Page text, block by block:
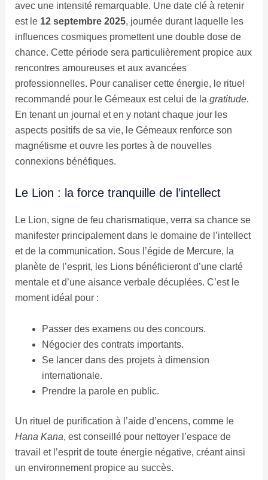
avec une intensité remarquable. Une date clé à retenir
est le 12 septembre 2025, journée durant laquelle les
influences cosmiques promettent une double dose de
chance. Cette période sera particulièrement propice aux
rencontres amoureuses et aux avancées
professionnelles. Pour canaliser cette énergie, le rituel
recommandé pour le Gémeaux est celui de la gratitude.
En tenant un journal et en y notant chaque jour les
aspects positifs de sa vie, le Gémeaux renforce son
magnétisme et ouvre les portes à de nouvelles
connexions bénéfiques.
Le Lion : la force tranquille de l’intellect
Le Lion, signe de feu charismatique, verra sa chance se
manifester principalement dans le domaine de l’intellect
et de la communication. Sous l’égide de Mercure, la
planète de l’esprit, les Lions bénéficieront d’une clarté
mentale et d’une aisance verbale décuplées. C’est le
moment idéal pour :
Passer des examens ou des concours.
Négocier des contrats importants.
Se lancer dans des projets à dimension
internationale.
Prendre la parole en public.
Un rituel de purification à l’aide d’encens, comme le
Hana Kana, est conseillé pour nettoyer l’espace de
travail et l’esprit de toute énergie négative, créant ainsi
un environnement propice au succès.